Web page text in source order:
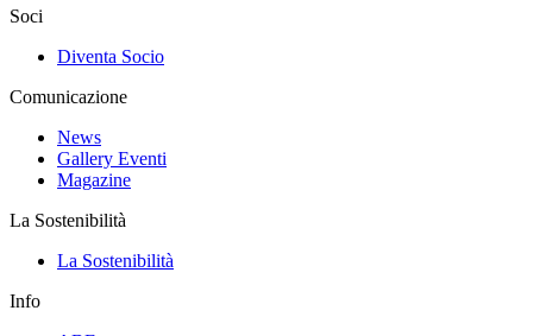
Soci
Diventa Socio
Comunicazione
News
Gallery Eventi
Magazine
La Sostenibilità
La Sostenibilità
Info